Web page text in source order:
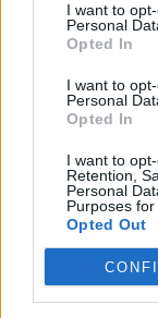
I want to
Personal
Opted In
I want to
Personal
Opted In
I want to
Retention,
Personal
Purposes for
Opted Out
εφαρμόζεις
να
όραμά σου
αλλά και να
Ο κ. Γιώργος
DIALECTICA,
«Πρωτοπόρος
«Πρωτοπορία